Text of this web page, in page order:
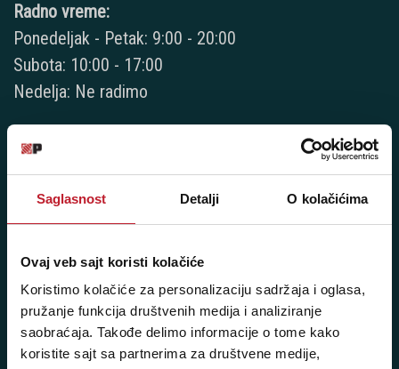
Saglasnost Detalji O kolačićima
Ovaj veb sajt koristi kolačiće
Koristimo kolačiće za personalizaciju sadržaja i oglasa,
pružanje funkcija društvenih medija i analiziranje
saobraćaja. Takođe delimo informacije o tome kako
koristite sajt sa partnerima za društvene medije,
Radno vreme:
Ponedeljak - Petak: 9:00 - 20:00
Subota: 10:00 - 17:00
Nedelja: Ne radimo
Novi Beograd - Milutina Milankovića 120D
+381 11 777 7776
+381 11 7777 270
+381 11 7777 060
Radno vreme: